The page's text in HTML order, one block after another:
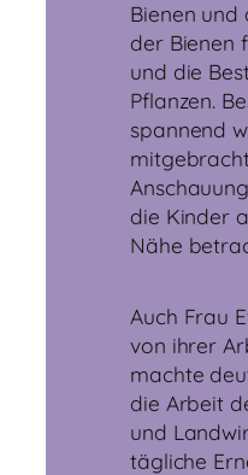
Bienen und
der Bienen
und die
Pflanzen.
spannend
die Kinder
Nähe
Auch Frau
von ihrer
machte
die Arbeit
und
tägliche